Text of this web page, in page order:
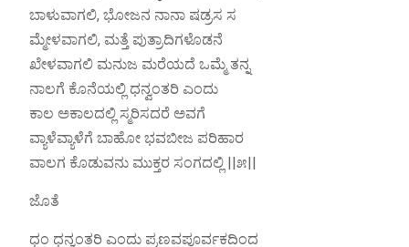
ಬಾಳುವಾಗಲಿ, ಭೋಜನ ನಾನಾ ಷಡ್ರಸ ಸ
ಮ್ಮೇಳವಾಗಲಿ, ಮತ್ತೆ ಪುತ್ರಾದಿಗಳೊಡನೆ
ಖೇಳವಾಗಲಿ ಮನುಜ ಮರೆಯದೆ ಒಮ್ಮೆ ತನ್ನ
ನಾಲಗೆ ಕೊನೆಯಲ್ಲಿ ಧನ್ವಂತರಿ ಎಂದು
ಕಾಲ ಅಕಾಲದಲ್ಲಿ ಸ್ಮರಿಸದರೆ ಅವಗೆ
ವ್ಯಾಳೆವ್ಯಾಳೆಗೆ ಬಾಹೋ ಭವಬೀಜ ಪರಿಹಾರ
ವಾಲಗ ಕೊಡುವನು ಮುಕ್ತರ ಸಂಗದಲ್ಲಿ ||೫||
ಜೊತೆ
ಧಂ ಧನ್ವಂತರಿ ಎಂದು ಪ್ರಣವಪೂರ್ವಕದಿಂದ